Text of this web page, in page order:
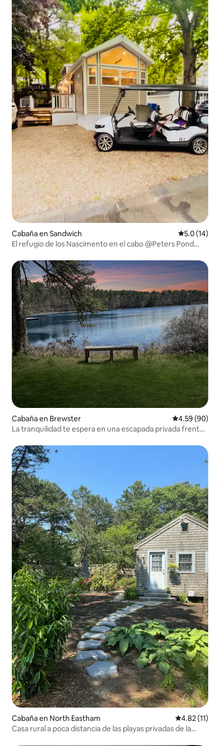
Cabaña en Sandwich Calificación
5.0 (14)
El refugio de los Nascimento en el cabo @Peters Pond
Cabaña en Brewster Calificación
4.59 (90)
La tranquilidad te espera en una escapada privada frente
Cabaña en North Eastham Calificación
4.82 (11)
Casa rural a poca distancia de las playas privadas de la